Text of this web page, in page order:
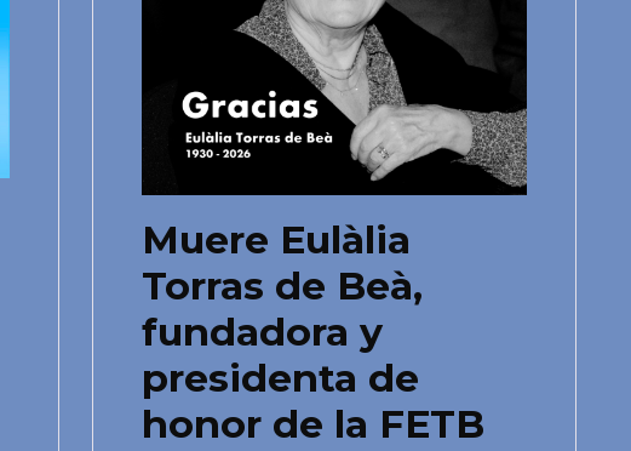
Muere Eulàlia
Torras de Beà,
fundadora y
presidenta de
honor de la FETB